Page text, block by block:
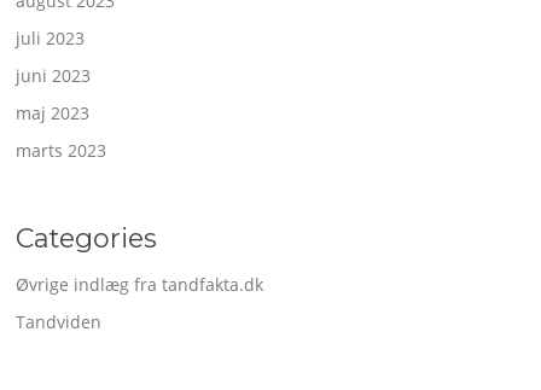
juli 2023
juni 2023
maj 2023
marts 2023
Categories
Øvrige indlæg fra tandfakta.dk
Tandviden